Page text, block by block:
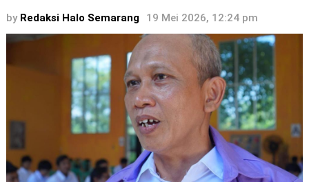
by Redaksi Halo Semarang 19 Mei 2026, 12:24 pm